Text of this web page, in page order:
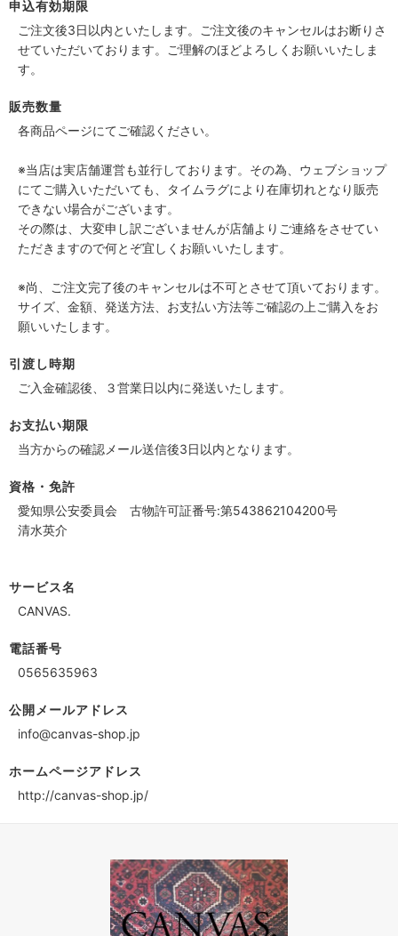
申込有効期限
ご注文後3日以内といたします。ご注文後のキャンセルはお断りさ
せていただいております。ご理解のほどよろしくお願いいたしま
す。
販売数量
各商品ページにてご確認ください。
※当店は実店舗運営も並行しております。その為、ウェブショップ
にてご購入いただいても、タイムラグにより在庫切れとなり販売
できない場合がございます。
その際は、大変申し訳ございませんが店舗よりご連絡をさせてい
ただきますので何とぞ宜しくお願いいたします。
※尚、ご注文完了後のキャンセルは不可とさせて頂いております。
サイズ、金額、発送方法、お支払い方法等ご確認の上ご購入をお
願いいたします。
引渡し時期
ご入金確認後、３営業日以内に発送いたします。
お支払い期限
当方からの確認メール送信後3日以内となります。
資格・免許
愛知県公安委員会 古物許可証番号:第543862104200号
清水英介
サービス名
CANVAS.
電話番号
0565635963
公開メールアドレス
info@canvas-shop.jp
ホームページアドレス
http://canvas-shop.jp/